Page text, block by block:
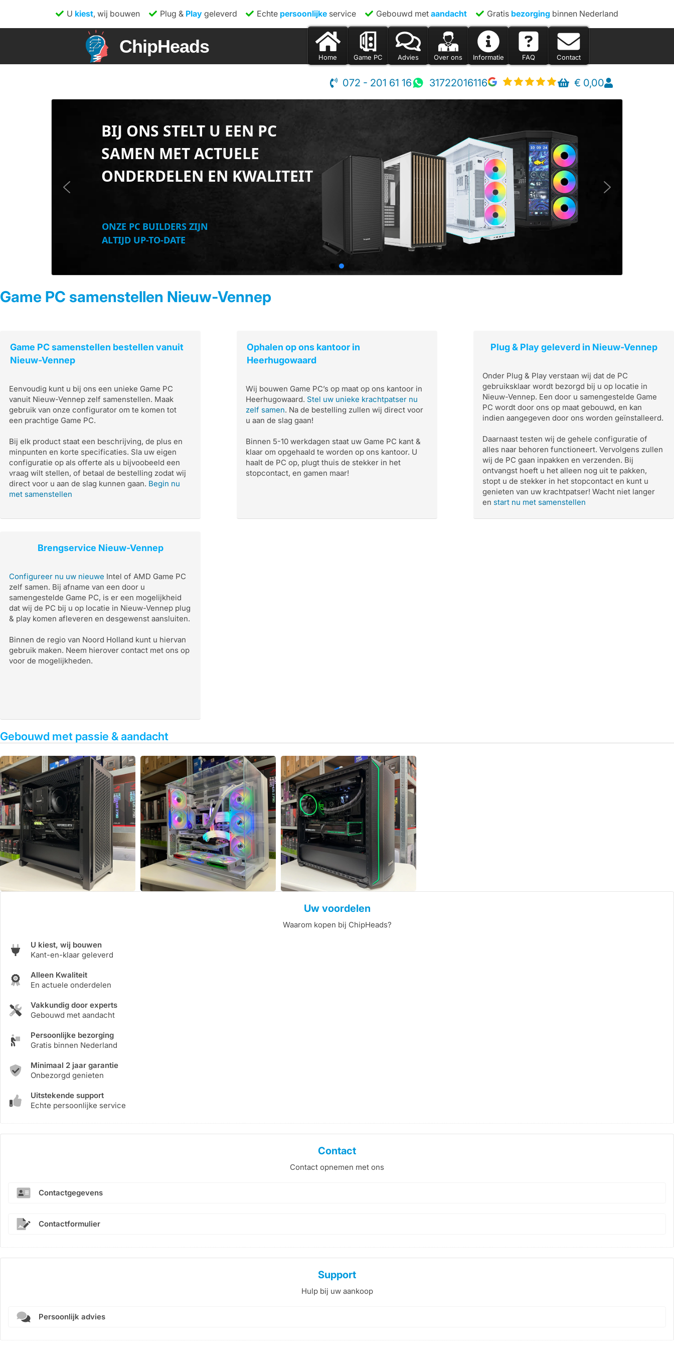
U kiest, wij bouwen Plug & Playgeleverd Echte persoonlijke service Gebouwd metaandacht Gratis bezorging binnen Nederland
ChipHeads
Home Game PC Advies Over ons Informatie FAQ Contact
072 - 201 61 16 31722016116 € 0,00
BIJ ONS STELT U EEN PC
SAMEN MET ACTUELE
ONDERDELEN EN KWALITEIT
ONZE PC BUILDERS ZIJN
ALTIJD UP-TO-DATE
Game PC samenstellen Nieuw-Vennep
Game PC samenstellen bestellen vanuit
Nieuw-Vennep
Eenvoudig kunt u bij ons een unieke Game PC
vanuit Nieuw-Vennep zelf samenstellen. Maak
gebruik van onze configurator om te komen tot
een prachtige Game PC.
Bij elk product staat een beschrijving, de plus en
minpunten en korte specificaties. Sla uw eigen
configuratie op als offerte als u bijvoobeeld een
vraag wilt stellen, of betaal de bestelling zodat wij
direct voor u aan de slag kunnen gaan. Begin nu
met samenstellen
Ophalen op ons kantoor in
Heerhugowaard
Wij bouwen Game PC’s op maat op ons kantoor in
Heerhugowaard. Stel uw unieke krachtpatser nu
zelf samen. Na de bestelling zullen wij direct voor
u aan de slag gaan!
Binnen 5-10 werkdagen staat uw Game PC kant &
klaar om opgehaald te worden op ons kantoor. U
haalt de PC op, plugt thuis de stekker in het
stopcontact, en gamen maar!
Plug & Play geleverd in Nieuw-Vennep
Onder Plug & Play verstaan wij dat de PC
gebruiksklaar wordt bezorgd bij u op locatie in
Nieuw-Vennep. Een door u samengestelde Game
PC wordt door ons op maat gebouwd, en kan
indien aangegeven door ons worden geïnstalleerd.
Daarnaast testen wij de gehele configuratie of
alles naar behoren functioneert. Vervolgens zullen
wij de PC gaan inpakken en verzenden. Bij
ontvangst hoeft u het alleen nog uit te pakken,
stopt u de stekker in het stopcontact en kunt u
genieten van uw krachtpatser! Wacht niet langer
en start nu met samenstellen
Brengservice Nieuw-Vennep
Configureer nu uw nieuwe Intel of AMD Game PC
zelf samen. Bij afname van een door u
samengestelde Game PC, is er een mogelijkheid
dat wij de PC bij u op locatie in Nieuw-Vennep plug
& play komen afleveren en desgewenst aansluiten.
Binnen de regio van Noord Holland kunt u hiervan
gebruik maken. Neem hierover contact met ons op
voor de mogelijkheden.
Gebouwd met passie & aandacht
Uw voordelen
Waarom kopen bij ChipHeads?
U kiest, wij bouwen
Kant-en-klaar geleverd
Alleen Kwaliteit
En actuele onderdelen
Vakkundig door experts
Gebouwd met aandacht
Persoonlijke bezorging
Gratis binnen Nederland
Minimaal 2 jaar garantie
Onbezorgd genieten
Uitstekende support
Echte persoonlijke service
Contact
Contact opnemen met ons
Contactgegevens
Contactformulier
Support
Hulp bij uw aankoop
Persoonlijk advies